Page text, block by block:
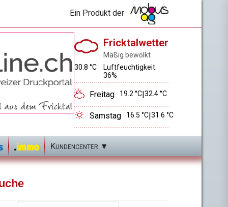
Ein Produkt der
Fricktalwetter
Mäßig bewölkt
30.8 °C
Luftfeuchtigkeit:
36%
Freitag 19.2 °C|32.4 °C
Samstag 16.5 °C|31.6 °C
Kundencenter